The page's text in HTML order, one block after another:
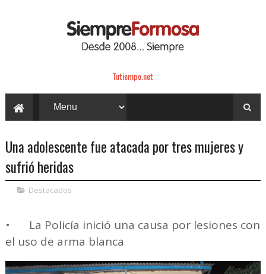
Tutiempo.net
Una adolescente fue atacada por tres mujeres y
sufrió heridas
Destacados
•
La Policía inició una causa por lesiones con
el uso de arma blanca